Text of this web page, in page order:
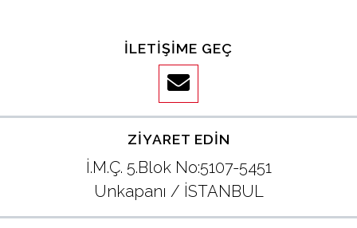
İLETIŞIME GEÇ
ZIYARET EDIN
İ.M.Ç. 5.Blok No:5107-5451
Unkapanı / İSTANBUL